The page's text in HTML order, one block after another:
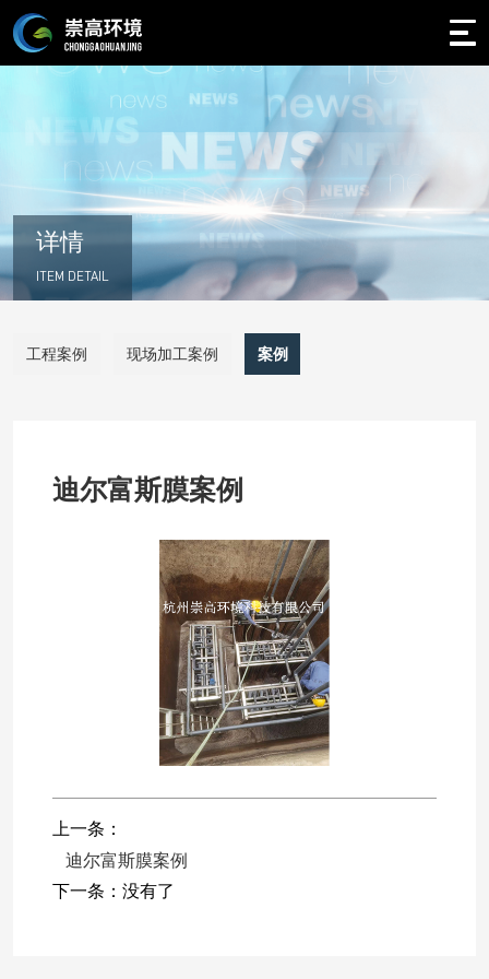
详情
ITEM DETAIL
工程案例 现场加工案例 案例
迪尔富斯膜案例
上一条：
迪尔富斯膜案例
下一条： 没有了